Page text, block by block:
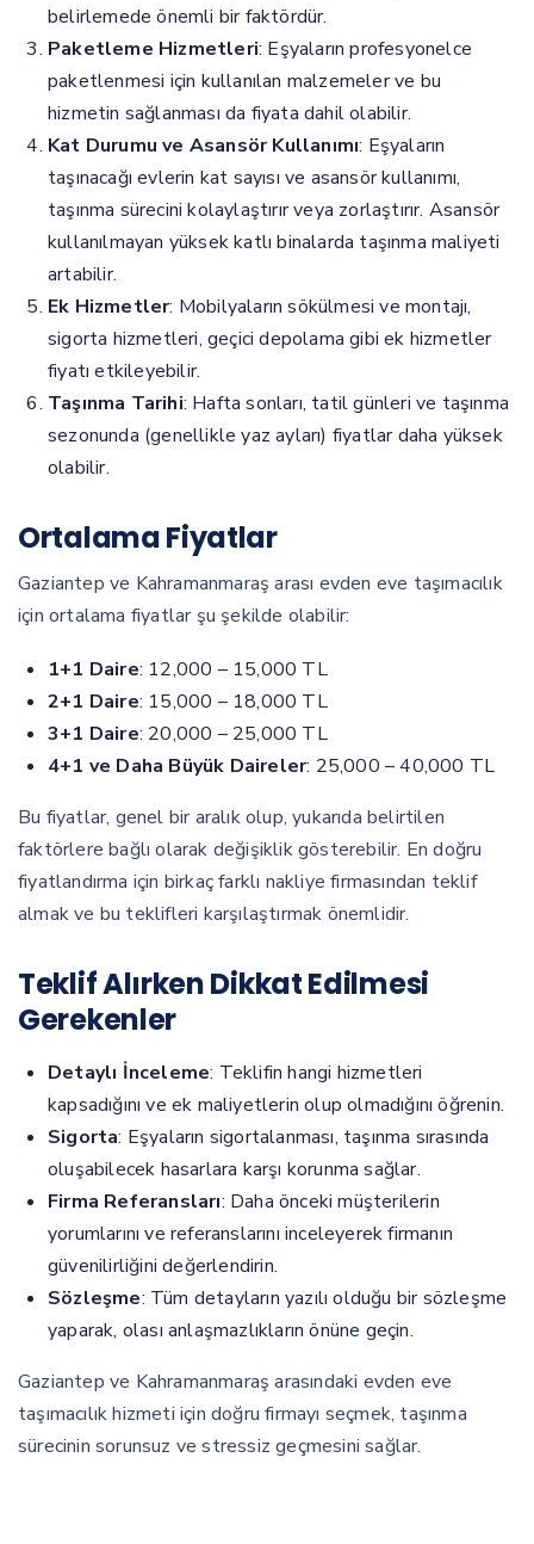
belirlemede önemli bir faktördür.
Paketleme Hizmetleri: Eşyaların profesyonelce
paketlenmesi için kullanılan malzemeler ve bu
hizmetin sağlanması da fiyata dahil olabilir.
Kat Durumu ve Asansör Kullanımı: Eşyaların
taşınacağı evlerin kat sayısı ve asansör kullanımı,
taşınma sürecini kolaylaştırır veya zorlaştırır. Asansör
kullanılmayan yüksek katlı binalarda taşınma maliyeti
artabilir.
Ek Hizmetler: Mobilyaların sökülmesi ve montajı,
sigorta hizmetleri, geçici depolama gibi ek hizmetler
fiyatı etkileyebilir.
Taşınma Tarihi: Hafta sonları, tatil günleri ve taşınma
sezonunda (genellikle yaz ayları) fiyatlar daha yüksek
olabilir.
Ortalama Fiyatlar
Gaziantep ve Kahramanmaraş arası evden eve taşımacılık
için ortalama fiyatlar şu şekilde olabilir:
1+1 Daire: 12,000 – 15,000 TL
2+1 Daire: 15,000 – 18,000 TL
3+1 Daire: 20,000 – 25,000 TL
4+1 ve Daha Büyük Daireler: 25,000 – 40,000 TL
Bu fiyatlar, genel bir aralık olup, yukarıda belirtilen
faktörlere bağlı olarak değişiklik gösterebilir. En doğru
fiyatlandırma için birkaç farklı nakliye firmasından teklif
almak ve bu teklifleri karşılaştırmak önemlidir.
Teklif Alırken Dikkat Edilmesi
Gerekenler
Detaylı İnceleme: Teklifin hangi hizmetleri
kapsadığını ve ek maliyetlerin olup olmadığını öğrenin.
Sigorta: Eşyaların sigortalanması, taşınma sırasında
oluşabilecek hasarlara karşı korunma sağlar.
Firma Referansları: Daha önceki müşterilerin
yorumlarını ve referanslarını inceleyerek firmanın
güvenilirliğini değerlendirin.
Sözleşme: Tüm detayların yazılı olduğu bir sözleşme
yaparak, olası anlaşmazlıkların önüne geçin.
Gaziantep ve Kahramanmaraş arasındaki evden eve
taşımacılık hizmeti için doğru firmayı seçmek, taşınma
sürecinin sorunsuz ve stressiz geçmesini sağlar.